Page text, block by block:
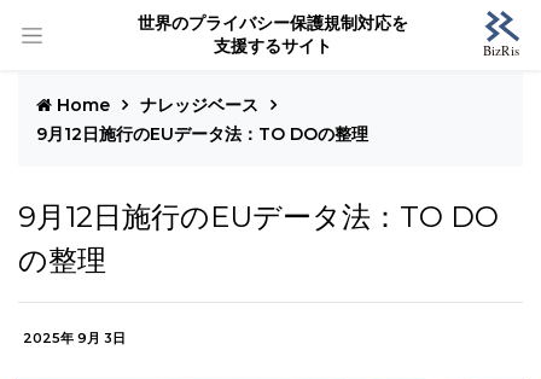
世界のプライバシー保護規制対応を
支援するサイト
Home
ナレッジベース
9月12日施行のEUデータ法：TO DOの整理
9月12日施行のEUデータ法：TO DO
の整理
2025年 9月 3日